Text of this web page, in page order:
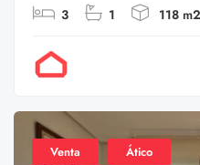
3 1 118 m2
Venta Ático